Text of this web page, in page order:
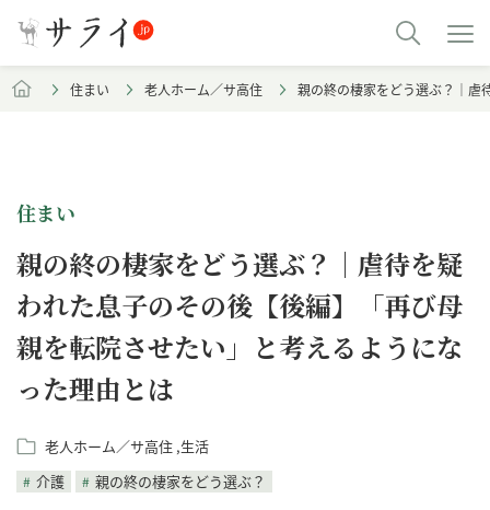
住まい 老人ホーム／サ高住 親の終の棲家をどう選ぶ？｜虐
住まい
親の終の棲家をどう選ぶ？｜虐待を疑
われた息子のその後【後編】「再び母
親を転院させたい」と考えるようにな
った理由とは
老人ホーム／サ高住 生活
介護
親の終の棲家をどう選ぶ？